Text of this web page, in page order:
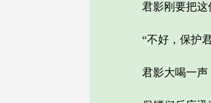
君影刚要把这件
“不好，保护君
君影大喝一声，